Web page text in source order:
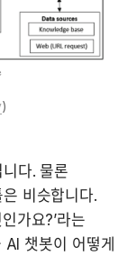
)
다. 물론
비슷합니다.
가요?’라는
챗봇이 어떻게